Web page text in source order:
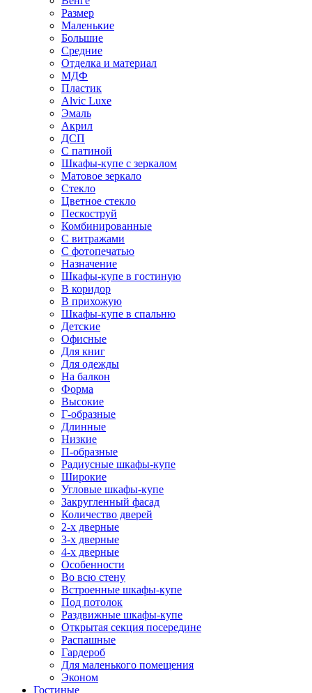
Размер
Маленькие
Большие
Средние
Отделка и материал
МДФ
Пластик
Alvic Luxe
Эмаль
Акрил
ДСП
С патиной
Шкафы-купе с зеркалом
Матовое зеркало
Стекло
Цветное стекло
Пескоструй
Комбинированные
С витражами
С фотопечатью
Назначение
Шкафы-купе в гостиную
В коридор
В прихожую
Шкафы-купе в спальню
Детские
Офисные
Для книг
Для одежды
На балкон
Форма
Высокие
Г-образные
Длинные
Низкие
П-образные
Радиусные шкафы-купе
Широкие
Угловые шкафы-купе
Закругленный фасад
Количество дверей
2-х дверные
3-х дверные
4-х дверные
Особенности
Во всю стену
Встроенные шкафы-купе
Под потолок
Раздвижные шкафы-купе
Открытая секция посередине
Распашные
Гардероб
Для маленького помещения
Эконом
Гостиные